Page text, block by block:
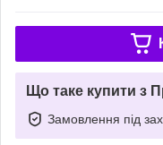
Що таке купити з
Замовлення під